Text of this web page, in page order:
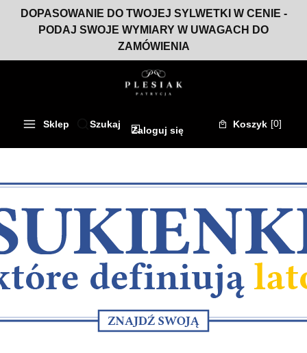
DOPASOWANIE DO TWOJEJ SYLWETKI W CENIE -
PODAJ SWOJE WYMIARY W UWAGACH DO
ZAMÓWIENIA
Sklep
Otwórz wyszukiwarkę
Szukaj
Zaloguj się
Produkty w
Koszyk